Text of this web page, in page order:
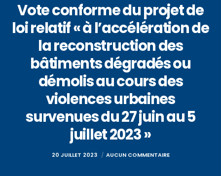
Vote conforme du projet de
loi relatif « à l’accélération de
la reconstruction des
bâtiments dégradés ou
démolis au cours des
violences urbaines
survenues du 27 juin au 5
juillet 2023 »
20 JUILLET 2023 AUCUN COMMENTAIRE